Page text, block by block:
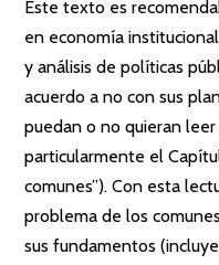
Este texto es
en economía
y análisis de políticas
acuerdo a no con sus
puedan o no quieran
particularmente el
comunes”). Con esta
problema de los
sus fundamentos